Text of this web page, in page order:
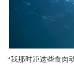
“我那时距这些食肉